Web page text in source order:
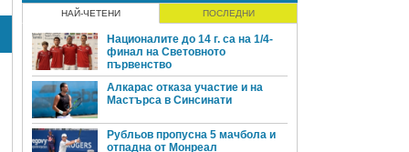
НАЙ-ЧЕТЕНИ ПОСЛЕДНИ
Националите до 14 г. са на 1/4-
финал на Световното
първенство
Алкарас отказа участие и на
Мастърса в Синсинати
Рубльов пропусна 5 мачбола и
отпадна от Монреал